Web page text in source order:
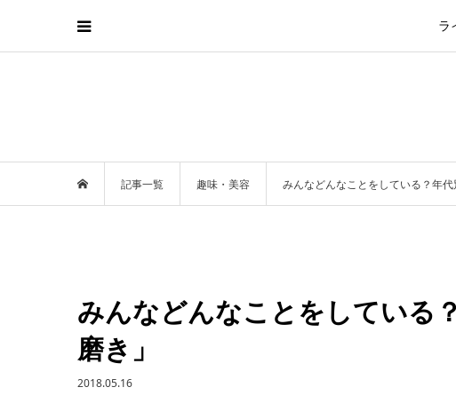
ラ
記事一覧 趣味・美容 みんなどんなことをしている？年代
みんなどんなことをしている
磨き」
2018.05.16